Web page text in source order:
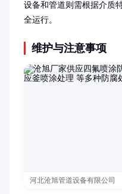
设备和管道则需根据介质
全运行。
维护与注意事项
河北沧旭管道设备有限公司